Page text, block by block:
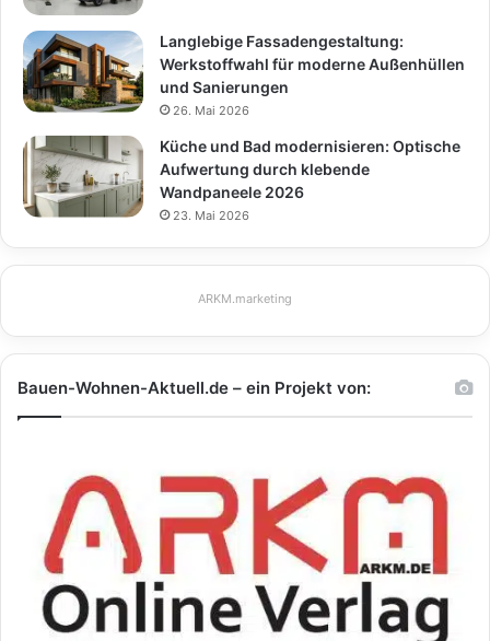
Langlebige Fassadengestaltung:
Werkstoffwahl für moderne Außenhüllen
und Sanierungen
26. Mai 2026
Küche und Bad modernisieren: Optische
Aufwertung durch klebende
Wandpaneele 2026
23. Mai 2026
ARKM.marketing
Bauen-Wohnen-Aktuell.de – ein Projekt von: